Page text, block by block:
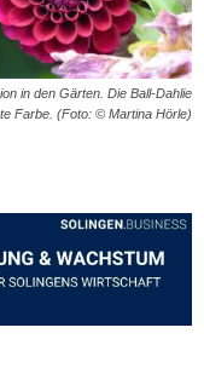
in den Gärten. Die Ball-Dahlie
Farbe. (Foto: © Martina Hörle)